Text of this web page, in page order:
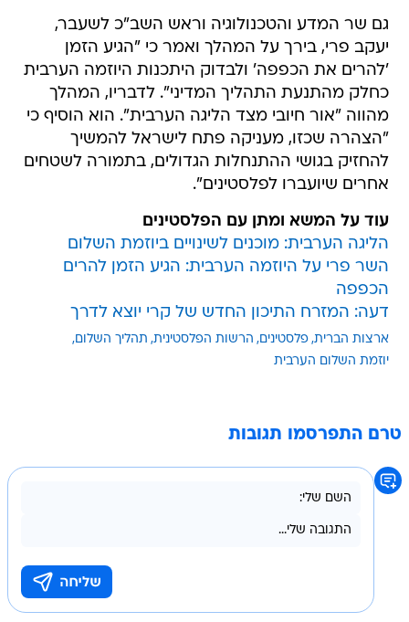
גם שר המדע והטכנולוגיה וראש השב"כ לשעבר,
יעקב פרי, בירך על המהלך ואמר כי "הגיע הזמן
'להרים את הכפפה' ולבדוק היתכנות היוזמה הערבית
כחלק מהתנעת התהליך המדיני". לדבריו, המהלך
מהווה "אור חיובי מצד הליגה הערבית". הוא הוסיף כי
"הצהרה שכזו, מעניקה פתח לישראל להמשיך
להחזיק בגושי ההתנחלות הגדולים, בתמורה לשטחים
אחרים שיועברו לפלסטינים".
עוד על המשא ומתן עם הפלסטינים
הליגה הערבית: מוכנים לשינויים ביוזמת השלום
השר פרי על היוזמה הערבית: הגיע הזמן להרים
הכפפה
דעה: המזרח התיכון החדש של קרי יוצא לדרך
ארצות הברית פלסטינים הרשות הפלסטינית תהליך השלום
יוזמת השלום הערבית
טרם התפרסמו תגובות